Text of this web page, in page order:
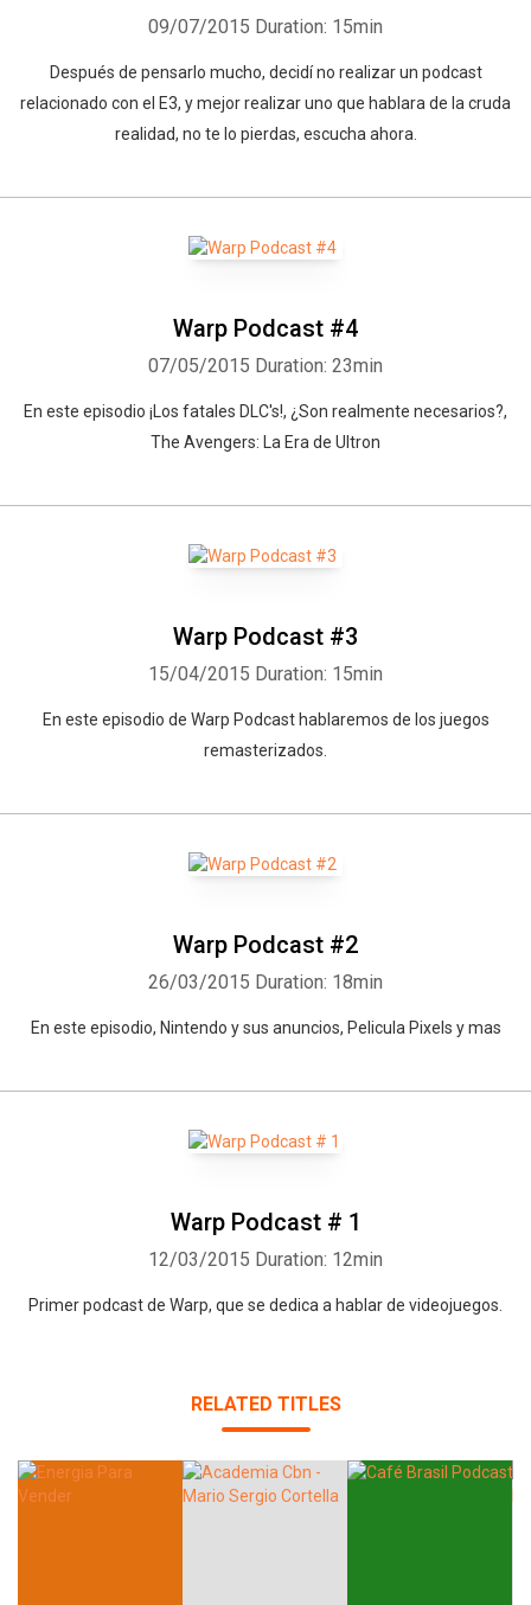
09/07/2015 Duration: 15min
Después de pensarlo mucho, decidí no realizar un podcast
relacionado con el E3, y mejor realizar uno que hablara de la cruda
realidad, no te lo pierdas, escucha ahora.
Warp Podcast #4
07/05/2015 Duration: 23min
En este episodio ¡Los fatales DLC's!, ¿Son realmente necesarios?,
The Avengers: La Era de Ultron
Warp Podcast #3
15/04/2015 Duration: 15min
En este episodio de Warp Podcast hablaremos de los juegos
remasterizados.
Warp Podcast #2
26/03/2015 Duration: 18min
En este episodio, Nintendo y sus anuncios, Pelicula Pixels y mas
Warp Podcast # 1
12/03/2015 Duration: 12min
Primer podcast de Warp, que se dedica a hablar de videojuegos.
RELATED TITLES